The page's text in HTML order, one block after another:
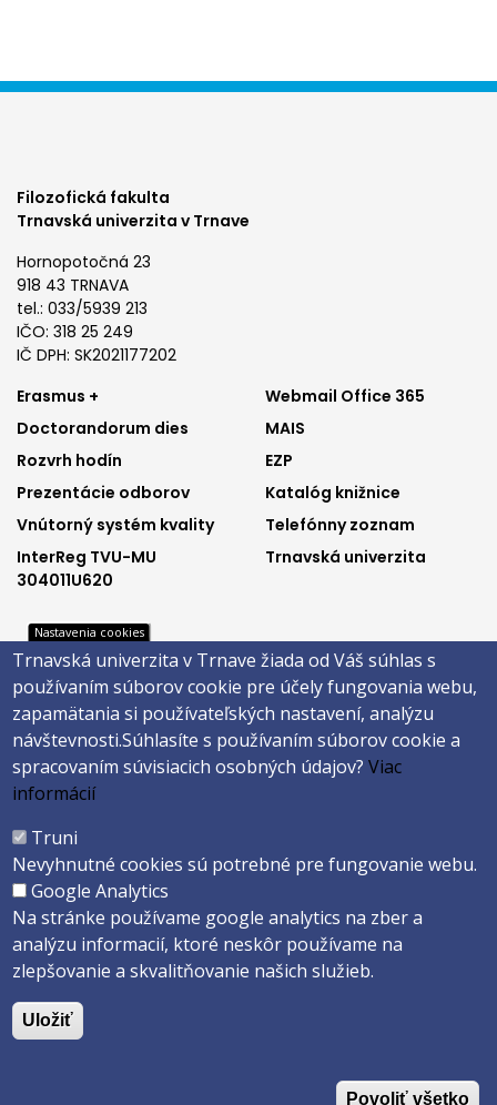
Filozofická fakulta
Trnavská univerzita v Trnave
Hornopotočná 23
918 43 TRNAVA
tel.: 033/5939 213
IČO: 318 25 249
IČ DPH: SK2021177202
Footer
menu
1
Erasmus +
Doctorandorum dies
Rozvrh hodín
Prezentácie odborov
Vnútorný systém kvality
InterReg TVU-MU
304011U620
Footer
menu
2
Webmail Office 365
MAIS
EZP
Katalóg knižnice
Telefónny zoznam
Trnavská univerzita
Footer
menu
3
Katalóg knižnice
Telefónny zoznam
Trnavská univerzita
Footer
menu
4
E-shop
Facebook
Instagram
Youtube
Päta
Správca obsahu
Vyhlásenie o prístupnosti
Cookies
Copyright ©2026 Filozofická fakulta · Trnavská Univerzita v Trnave
Created by
Nastavenia cookies
Trnavská univerzita v Trnave žiada od Váš súhlas s
používaním súborov cookie pre účely fungovania webu,
zapamätania si používateľských nastavení, analýzu
návštevnosti.Súhlasíte s používaním súborov cookie a
spracovaním súvisiacich osobných údajov?Viac
informácií
Truni
Nevyhnutné cookies sú potrebné pre fungovanie webu.
Google Analytics
Na stránke používame google analytics na zber a
analýzu informacií, ktoré neskôr používame na
zlepšovanie a skvalitňovanie našich služieb.
Uložiť
Povoliť všetko